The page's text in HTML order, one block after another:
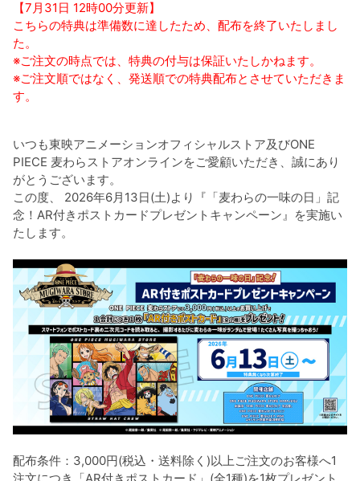
【7月31日 12時00分更新】
こちらの特典は準備数に達したため、配布を終了いたしまし
た。
※ご注文の時点では、特典の付与は保証いたしかねます。
※ご注文順ではなく、発送順での特典配布とさせていただきま
す。
いつも東映アニメーションオフィシャルストア及びONE
PIECE 麦わらストアオンラインをご愛顧いただき、誠にあり
がとうございます。
この度、 2026年6月13日(土)より『「麦わらの一味の日」記
念！AR付きポストカードプレゼントキャンペーン』を実施い
たします。
配布条件：3,000円(税込・送料除く)以上ご注文のお客様へ1